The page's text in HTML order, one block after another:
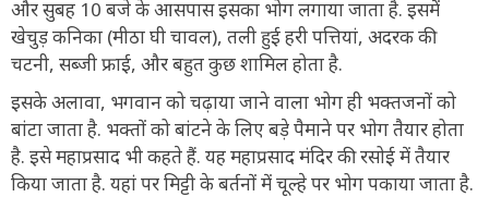
और सुबह 10 बजे के आसपास इसका भोग लगाया जाता है. इसमें
खेचुड़ कनिका (मीठा घी चावल), तली हुई हरी पत्तियां, अदरक की
चटनी, सब्जी फ्राई, और बहुत कुछ शामिल होता है.
इसके अलावा, भगवान को चढ़ाया जाने वाला भोग ही भक्तजनों को
बांटा जाता है. भक्तों को बांटने के लिए बड़े पैमाने पर भोग तैयार होता
है. इसे महाप्रसाद भी कहते हैं. यह महाप्रसाद मंदिर की रसोई में तैयार
किया जाता है. यहां पर मिट्टी के बर्तनों में चूल्हे पर भोग पकाया जाता है.